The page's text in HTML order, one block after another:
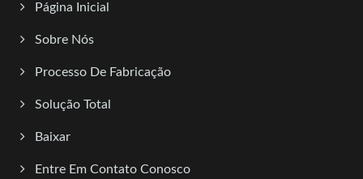
Página Inicial
Sobre Nós
Processo De Fabricação
Solução Total
Baixar
Entre Em Contato Conosco